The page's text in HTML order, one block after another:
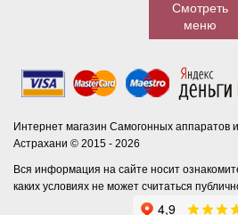
Смотреть
меню
Интернет магазин Самогонных аппаратов
Астрахани © 2015 - 2026
Вся информация на сайте носит
каких условиях не может считаться